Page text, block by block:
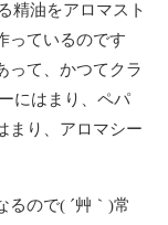
精油をアロマスト
っているのです
って、かつてクラ
にはまり、ペパ
まり、アロマシー
るので( ´艸｀)常